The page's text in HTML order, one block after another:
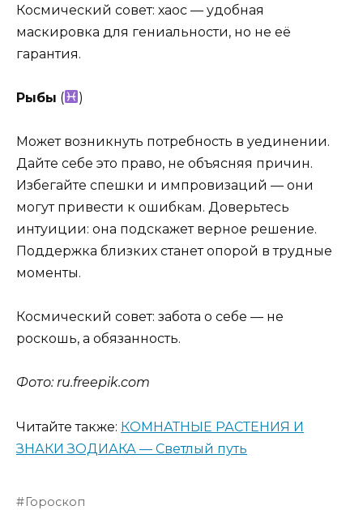
Космический совет: хаос — удобная
маскировка для гениальности, но не её
гарантия.
Рыбы ( )
Может возникнуть потребность в уединении.
Дайте себе это право, не объясняя причин.
Избегайте спешки и импровизаций — они
могут привести к ошибкам. Доверьтесь
интуиции: она подскажет верное решение.
Поддержка близких станет опорой в трудные
моменты.
Космический совет: забота о себе — не
роскошь, а обязанность.
Фото: ru.freepik.com
Читайте также: КОМНАТНЫЕ РАСТЕНИЯ И
ЗНАКИ ЗОДИАКА — Светлый путь
Гороскоп